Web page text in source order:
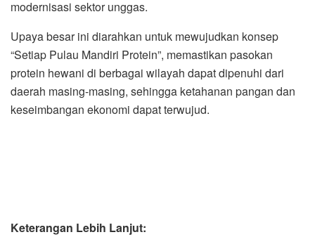
modernisasi sektor unggas.
Upaya besar ini diarahkan untuk mewujudkan konsep
“Setiap Pulau Mandiri Protein”, memastikan pasokan
protein hewani di berbagai wilayah dapat dipenuhi dari
daerah masing-masing, sehingga ketahanan pangan dan
keseimbangan ekonomi dapat terwujud.
Keterangan Lebih Lanjut: